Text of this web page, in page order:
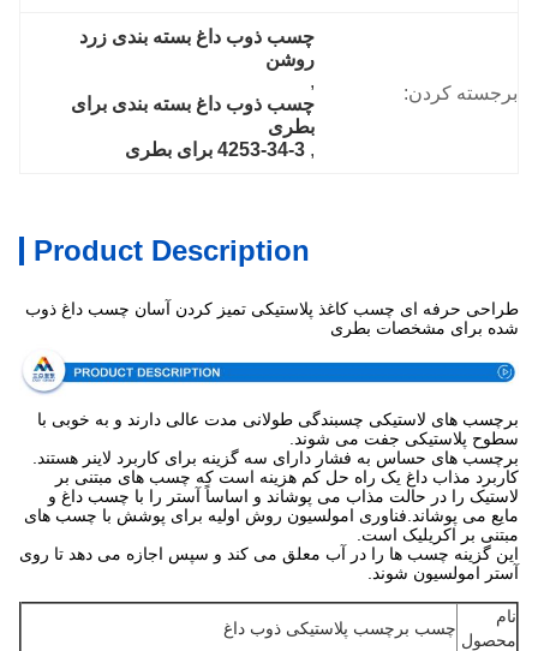
برجسته کردن:
چسب ذوب داغ بسته بندی زرد
روشن
,
چسب ذوب داغ بسته بندی برای
بطری
, 4253-34-3 برای بطری
Product Description
طراحی حرفه ای چسب کاغذ پلاستیکی تمیز کردن آسان چسب داغ ذوب
شده برای مشخصات بطری
برچسب های لاستیکی چسبندگی طولانی مدت عالی دارند و به خوبی با
سطوح پلاستیکی جفت می شوند.
برچسب های حساس به فشار دارای سه گزینه برای کاربرد لاینر هستند.
کاربرد مذاب داغ یک راه حل کم هزینه است که چسب های مبتنی بر
لاستیک را در حالت مذاب می پوشاند و اساساً آستر را با چسب داغ و
مایع می پوشاند.فناوری امولسیون روش اولیه برای پوشش با چسب های
مبتنی بر اکریلیک است.
این گزینه چسب ها را در آب معلق می کند و سپس اجازه می دهد تا روی
آستر امولسیون شوند.
نام
محصول
چسب برچسب پلاستیکی ذوب داغ